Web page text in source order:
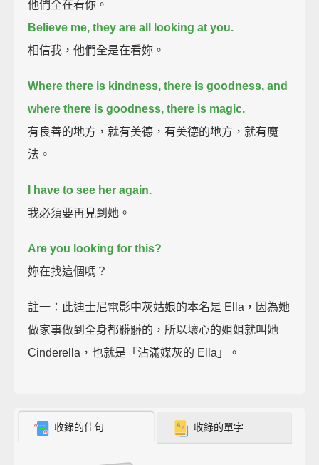
他們全在看你。
Believe me, they are all looking at you.
相信我，他們全是在看妳。
Where there is kindness, there is goodness, and
where there is goodness, there is magic.
有良善的地方，就有美德，有美德的地方，就有魔
法。
I have to see her again.
我必須要再見到她。
Are you looking for this?
妳在找這個嗎？
註一：此迪士尼電影中灰姑娘的本名是 Ella，因為她
做家事做到全身都髒髒的，所以壞心的姐姐就叫她
Cinderella，也就是「沾滿媒灰的 Ella」。
收錄的佳句 收錄的單字